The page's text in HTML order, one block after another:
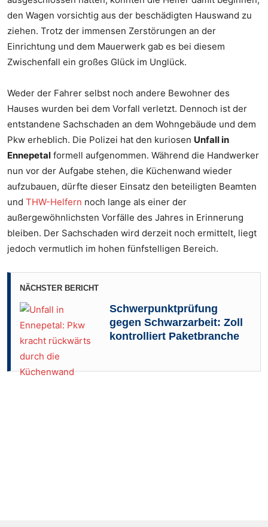
den Wagen vorsichtig aus der beschädigten Hauswand zu
ziehen. Trotz der immensen Zerstörungen an der
Einrichtung und dem Mauerwerk gab es bei diesem
Zwischenfall ein großes Glück im Unglück.
Weder der Fahrer selbst noch andere Bewohner des
Hauses wurden bei dem Vorfall verletzt. Dennoch ist der
entstandene Sachschaden an dem Wohngebäude und dem
Pkw erheblich. Die Polizei hat den kuriosen Unfall in
Ennepetal formell aufgenommen. Während die Handwerker
nun vor der Aufgabe stehen, die Küchenwand wieder
aufzubauen, dürfte dieser Einsatz den beteiligten Beamten
und THW-Helfern noch lange als einer der
außergewöhnlichsten Vorfälle des Jahres in Erinnerung
bleiben. Der Sachschaden wird derzeit noch ermittelt, liegt
jedoch vermutlich im hohen fünfstelligen Bereich.
NÄCHSTER BERICHT
Schwerpunktprüfung
gegen Schwarzarbeit: Zoll
kontrolliert Paketbranche